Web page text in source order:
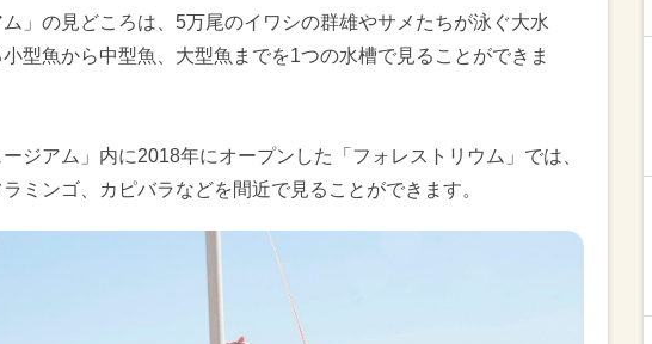
ム」の見どころは、5万尾のイワシの群雄やサメたちが泳ぐ大水
型魚から中型魚、大型魚までを1つの水槽で見ることができま
ジアム」内に2018年にオープンした「フォレストリウム」では、
ミンゴ、カピバラなどを間近で見ることができます。